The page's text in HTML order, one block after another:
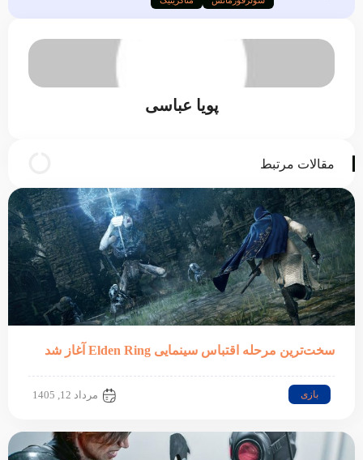
پویا عباسی
مقالات مرتبط
سخت‌ترین مرحله اقتباس سینمایی Elden Ring آغاز شد
بازی مرداد 12, 1405